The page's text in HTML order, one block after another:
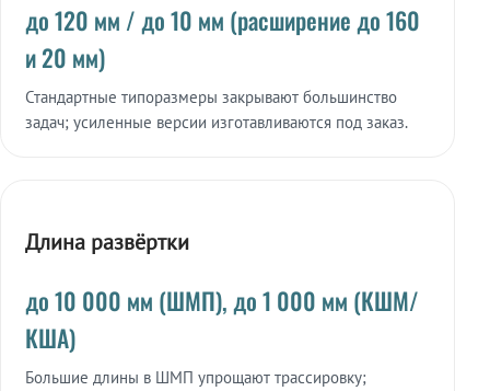
до 120 мм / до 10 мм (расширение до 160
и 20 мм)
Стандартные типоразмеры закрывают большинство
задач; усиленные версии изготавливаются под заказ.
Длина развёртки
до 10 000 мм (ШМП), до 1 000 мм (КШМ/
КША)
Большие длины в ШМП упрощают трассировку;